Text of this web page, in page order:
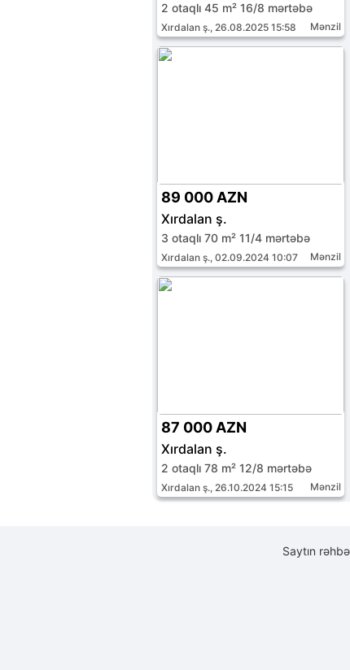
2 otaqlı 45 m² 16/8 mərtəbə
Xırdalan ş., 26.08.2025 15:58 Mənzil
89 000 AZN
Xırdalan ş.
3 otaqlı 70 m² 11/4 mərtəbə
Xırdalan ş., 02.09.2024 10:07 Mənzil
87 000 AZN
Xırdalan ş.
2 otaqlı 78 m² 12/8 mərtəbə
Xırdalan ş., 26.10.2024 15:15 Mənzil
Saytın